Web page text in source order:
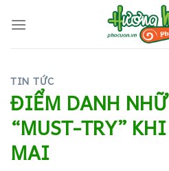
TIN TỨC
ĐIỂM DANH
“MUST-TRY”
MAI